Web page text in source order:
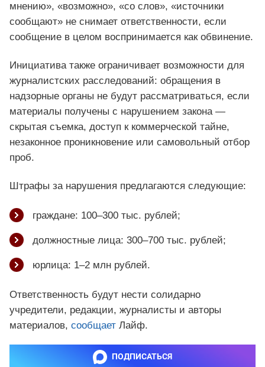
мнению», «возможно», «со слов», «источники
сообщают» не снимает ответственности, если
сообщение в целом воспринимается как обвинение.
Инициатива также ограничивает возможности для
журналистских расследований: обращения в
надзорные органы не будут рассматриваться, если
материалы получены с нарушением закона —
скрытая съемка, доступ к коммерческой тайне,
незаконное проникновение или самовольный отбор
проб.
Штрафы за нарушения предлагаются следующие:
граждане: 100–300 тыс. рублей;
должностные лица: 300–700 тыс. рублей;
юрлица: 1–2 млн рублей.
Ответственность будут нести солидарно
учредители, редакции, журналисты и авторы
материалов, сообщает Лайф.
ПОДПИСАТЬСЯ